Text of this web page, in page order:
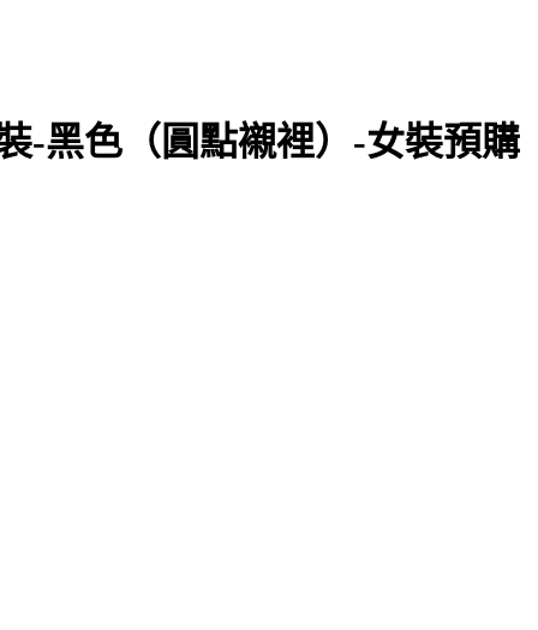
-黑色（圓點襯裡）-女裝預購